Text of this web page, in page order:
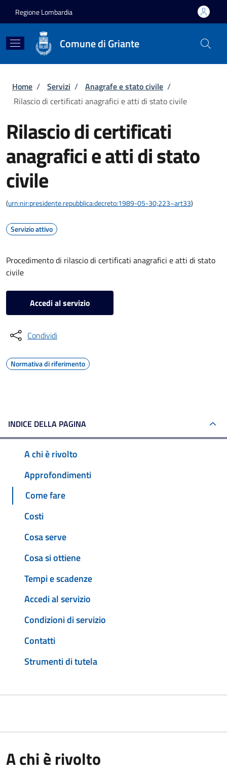
Regione Lombardia
Comune di Griante
Briciole di pane
Home / Servizi / Anagrafe e stato civile /
Rilascio di certificati anagrafici e atti di stato civile
Rilascio di certificati
anagrafici e atti di stato
civile
(urn:nir:presidente.repubblica:decreto:1989-05-30;223~art33)
Servizio attivo
Procedimento di rilascio di certificati anagrafici e atti di stato
civile
Accedi al servizio
Condividi
Normativa di riferimento
INDICE DELLA PAGINA
A chi è rivolto
Approfondimenti
Come fare
Costi
Cosa serve
Cosa si ottiene
Tempi e scadenze
Accedi al servizio
Condizioni di servizio
Contatti
Strumenti di tutela
A chi è rivolto